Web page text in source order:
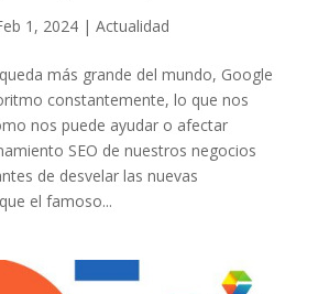
1, 2024| Actualidad
más grande del mundo, Google
constantemente, lo que nos
nos puede ayudar o afectar
SEO de nuestros negocios
de desvelar las nuevas
el famoso...